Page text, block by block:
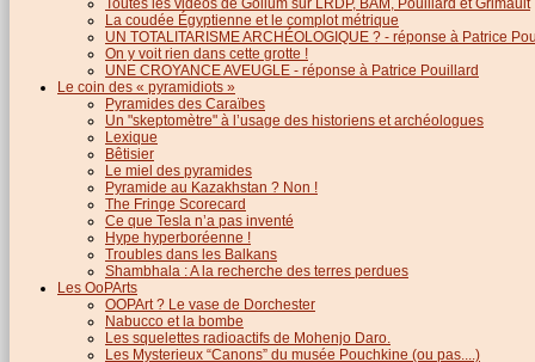
La coudée Égyptienne et le complot métrique
UN TOTALITARISME ARCHÉOLOGIQUE ? - réponse à Patrice
On y voit rien dans cette grotte !
UNE CROYANCE AVEUGLE - réponse à Patrice Pouillard
Le coin des « pyramidiots »
Pyramides des Caraïbes
Un "skeptomètre" à l’usage des historiens et archéologues
Lexique
Bêtisier
Le miel des pyramides
Pyramide au Kazakhstan ? Non !
The Fringe Scorecard
Ce que Tesla n’a pas inventé
Hype hyperboréenne !
Troubles dans les Balkans
Shambhala : A la recherche des terres perdues
Les OoPArts
OOPArt ? Le vase de Dorchester
Nabucco et la bombe
Les squelettes radioactifs de Mohenjo Daro.
Les Mysterieux “Canons” du musée Pouchkine (ou pas....)